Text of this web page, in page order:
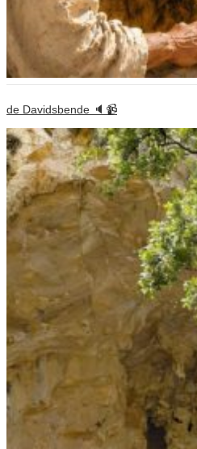
de Davidsbende 🔈📹